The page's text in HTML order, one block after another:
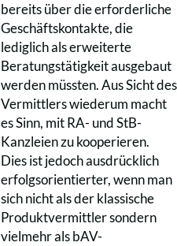
bereits über die erforderliche
Geschäftskontakte, die
lediglich als erweiterte
Beratungstätigkeit ausgebaut
werden müssten. Aus Sicht des
Vermittlers wiederum macht
es Sinn, mit RA- und StB-
Kanzleien zu kooperieren.
Dies ist jedoch ausdrücklich
erfolgsorientierter, wenn man
sich nicht als der klassische
Produktvermittler sondern
vielmehr als bAV-